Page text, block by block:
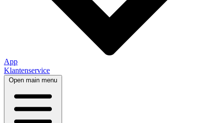
App
Klantenservice
Open main menu